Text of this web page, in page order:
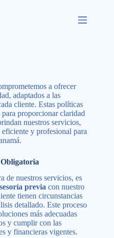
a ofrecer
adaptados a las
cliente. Estas políticas
para proporcionar claridad
nuestros servicios,
y profesional para
de nuestros servicios, es
previa con nuestro
tienen circunstancias
detallado. Este proceso
más adecuadas
y cumplir con las
y financieras vigentes.